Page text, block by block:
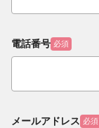
電話番号 必須
メールアドレス 必須